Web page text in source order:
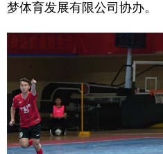
梦体育发展有限公司协办。